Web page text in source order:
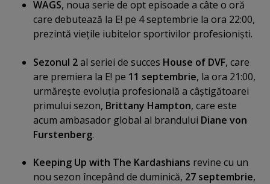
WAGS, noua serie de opt episoade a câte o oră
care debutează la E! pe 4 septembrie la ora 22:00,
prezintă vieţile iubitelor sportivilor profesionişti.
Sezonul 2al seriei de succes House of DVF, care
are premiera la E! pe 11 septembrie, la ora 21:00,
urmăreşte evoluţia profesională a câştigătoarei
primului sezon, Brittany Hampton, care este
acum ambasador global al brandului Diane von
Furstenberg.
Keeping Up with The Kardashians revine cu un
nou sezon începând de duminică, 27 septembrie,